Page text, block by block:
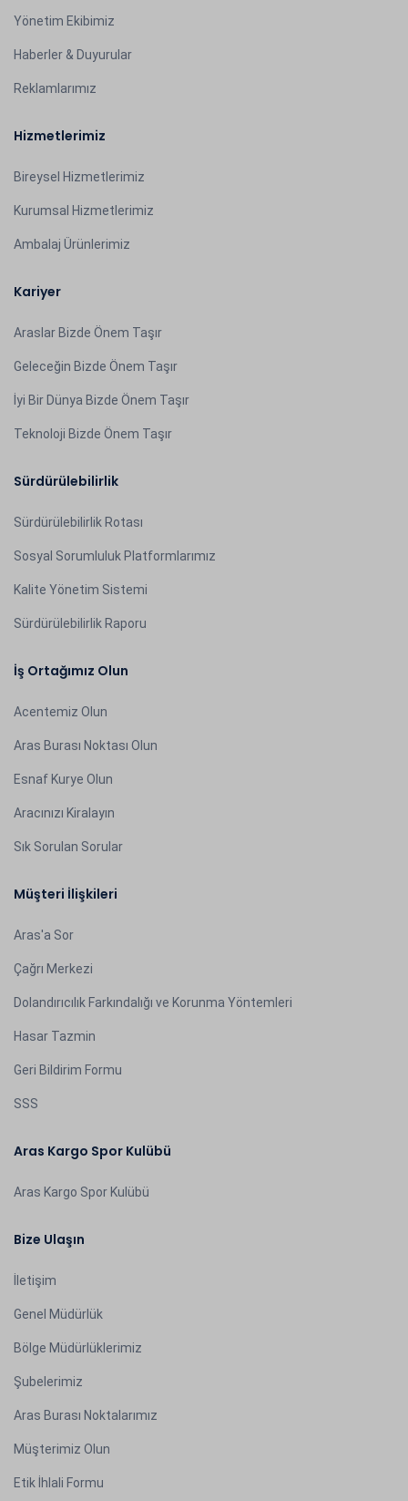
Yönetim Ekibimiz
Haberler & Duyurular
Reklamlarımız
Hizmetlerimiz
Bireysel Hizmetlerimiz
Kurumsal Hizmetlerimiz
Ambalaj Ürünlerimiz
Kariyer
Araslar Bizde Önem Taşır
Geleceğin Bizde Önem Taşır
İyi Bir Dünya Bizde Önem Taşır
Teknoloji Bizde Önem Taşır
Sürdürülebilirlik
Sürdürülebilirlik Rotası
Sosyal Sorumluluk Platformlarımız
Kalite Yönetim Sistemi
Sürdürülebilirlik Raporu
İş Ortağımız Olun
Acentemiz Olun
Aras Burası Noktası Olun
Esnaf Kurye Olun
Aracınızı Kiralayın
Sık Sorulan Sorular
Müşteri İlişkileri
Aras'a Sor
Çağrı Merkezi
Dolandırıcılık Farkındalığı ve Korunma Yöntemleri
Hasar Tazmin
Geri Bildirim Formu
SSS
Aras Kargo Spor Kulübü
Aras Kargo Spor Kulübü
Bize Ulaşın
İletişim
Genel Müdürlük
Bölge Müdürlüklerimiz
Şubelerimiz
Aras Burası Noktalarımız
Müşterimiz Olun
Etik İhlali Formu